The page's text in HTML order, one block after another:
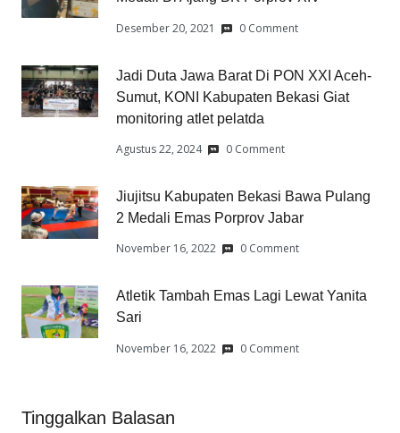
Desember 20, 2021 0 Comment
Jadi Duta Jawa Barat Di PON XXI Aceh-
Sumut, KONI Kabupaten Bekasi Giat
monitoring atlet pelatda
Agustus 22, 2024 0 Comment
Jiujitsu Kabupaten Bekasi Bawa Pulang
2 Medali Emas Porprov Jabar
November 16, 2022 0 Comment
Atletik Tambah Emas Lagi Lewat Yanita
Sari
November 16, 2022 0 Comment
Tinggalkan Balasan